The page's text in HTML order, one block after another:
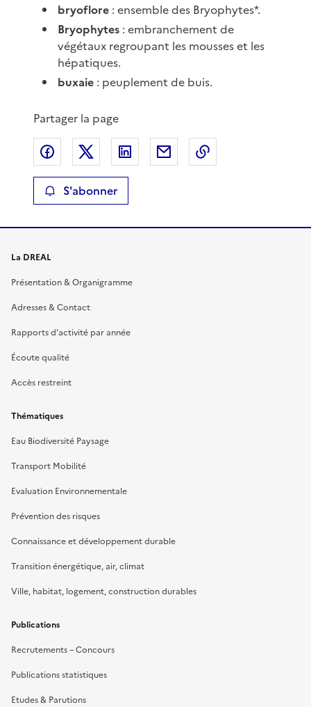
bryoflore : ensemble des Bryophytes*.
Bryophytes : embranchement de
végétaux regroupant les mousses et les
hépatiques.
buxaie : peuplement de buis.
Partager la page
Partager sur Facebook
Partager sur XPartager sur LinkedIn
Partager par email
S'abonner
La DREAL
Présentation & Organigramme
Adresses & Contact
Rapports d’activité par année
Écoute qualité
Accès restreint
Thématiques
Eau Biodiversité Paysage
Transport Mobilité
Evaluation Environnementale
Prévention des risques
Connaissance et développement durable
Transition énergétique, air, climat
Ville, habitat, logement, construction durables
Publications
Recrutements – Concours
Publications statistiques
Etudes & Parutions